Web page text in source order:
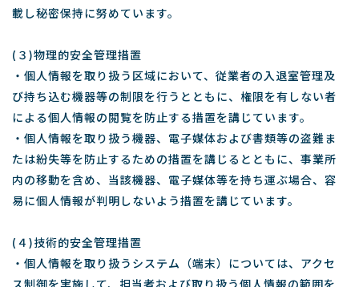
載し秘密保持に努めています。
(３)物理的安全管理措置
・個人情報を取り扱う区域において、従業者の入退室管理及
び持ち込む機器等の制限を行うとともに、権限を有しない者
による個人情報の閲覧を防止する措置を講じています。
・個人情報を取り扱う機器、電子媒体および書類等の盗難ま
たは紛失等を防止するための措置を講じるとともに、事業所
内の移動を含め、当該機器、電子媒体等を持ち運ぶ場合、容
易に個人情報が判明しないよう措置を講じています。
(４)技術的安全管理措置
・個人情報を取り扱うシステム（端末）については、アクセ
ス制御を実施して、担当者および取り扱う個人情報の範囲を